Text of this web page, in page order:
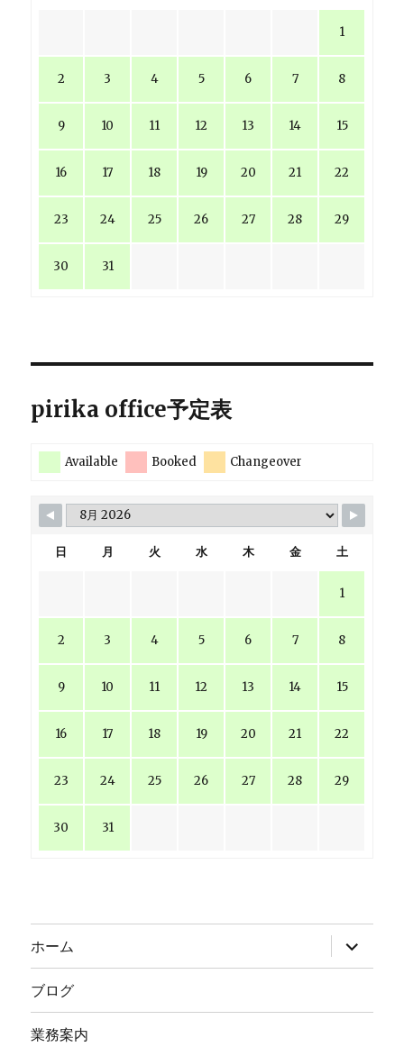
1
2 3 4 5 6 7 8
9 10 11 12 13 14 15
16 17 18 19 20 21 22
23 24 25 26 27 28 29
30 31
pirika office予定表
Available Booked Changeover
日 月 火 水 木 金 土
1
2 3 4 5 6 7 8
9 10 11 12 13 14 15
16 17 18 19 20 21 22
23 24 25 26 27 28 29
30 31
ホーム
ブ
メ
ー
ブログ
業務案内